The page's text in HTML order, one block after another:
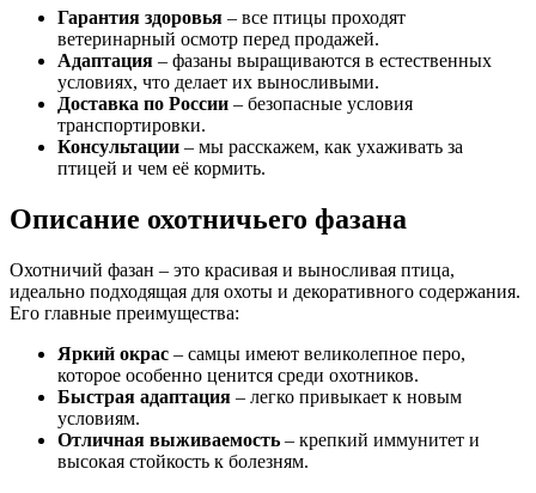
Гарантия здоровья – все птицы проходят
ветеринарный осмотр перед продажей.
Адаптация – фазаны выращиваются в естественных
условиях, что делает их выносливыми.
Доставка по России – безопасные условия
транспортировки.
Консультации – мы расскажем, как ухаживать за
птицей и чем её кормить.
Описание охотничьего фазана
Охотничий фазан – это красивая и выносливая птица,
идеально подходящая для охоты и декоративного содержания.
Его главные преимущества:
Яркий окрас – самцы имеют великолепное перо,
которое особенно ценится среди охотников.
Быстрая адаптация – легко привыкает к новым
условиям.
Отличная выживаемость – крепкий иммунитет и
высокая стойкость к болезням.